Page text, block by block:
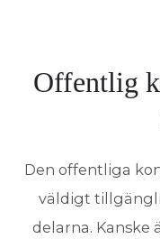
Offentlig
Den offentliga
väldigt
delarna. Kanske